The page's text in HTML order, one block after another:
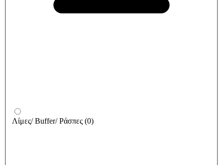
Λίμες/ Buffer/ Ράσπες (0)